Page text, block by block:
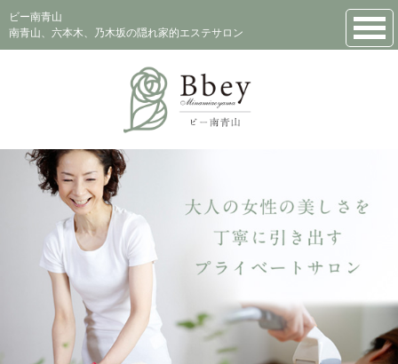
ビー南青山
南青山、六本木、乃木坂の隠れ家的エステサロン